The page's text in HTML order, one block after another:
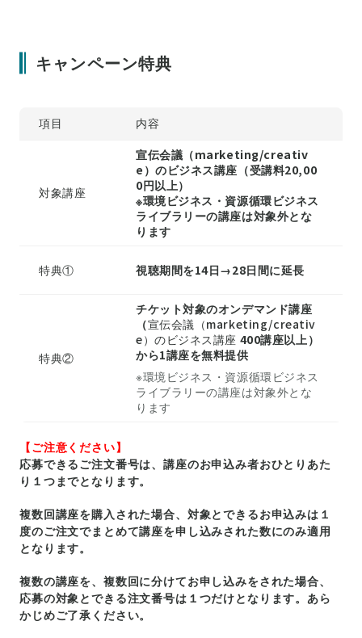
キャンペーン特典
項目 内容
対象講座
宣伝会議（marketing/creativ
e）のビジネス講座（受講料20,00
0円以上）
※環境ビジネス・資源循環ビジネス
ライブラリーの講座は対象外とな
ります
特典① 視聴期間を14日→28日間に延長
特典②
チケット対象のオンデマンド講座
（宣伝会議（marketing/creativ
e）のビジネス講座 400講座以上）
から1講座を無料提供
※環境ビジネス・資源循環ビジネス
ライブラリーの講座は対象外とな
ります
【ご注意ください】
応募できるご注文番号は、講座のお申込み者おひとりあた
り１つまでとなります。
複数回講座を購入された場合、対象とできるお申込みは１
度のご注文でまとめて講座を申し込みされた数にのみ適用
となります。
複数の講座を、複数回に分けてお申し込みをされた場合、
応募の対象とできる注文番号は１つだけとなります。あら
かじめご了承ください。